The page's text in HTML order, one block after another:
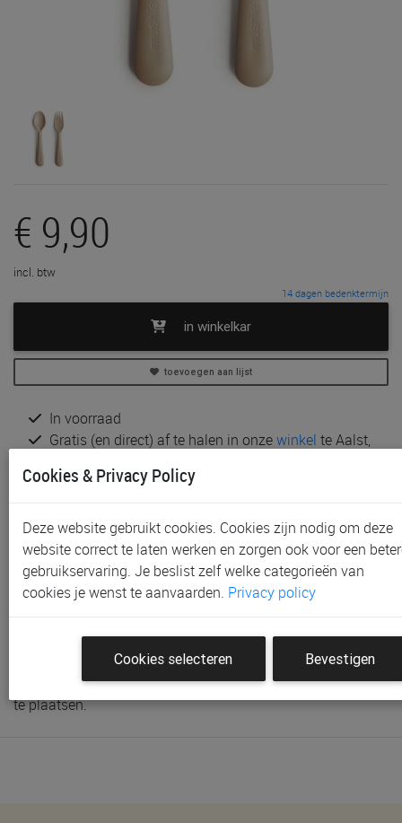
€ 9,90
incl. btw
14 dagen bedenktermijn
in winkelkar
toevoegen aan lijst
In voorraad
Gratis (en direct) af te halen in onzewinkel te Aalst,
Gratis verzending vanaf € 80 *
Productinformatie & specificaties
Voorraad bij Paradisio
Klantenbeoordelingen
Schrijf de eerste beoordeling
Meld je aan met je Paradisio account om een beoordeling
te plaatsen.
Cookies & Privacy Policy
Deze website gebruikt cookies. Cookies zijn nodig om deze
website correct te laten werken en zorgen ook voor een
gebruikservaring. Je beslist zelf welke categorieën van
cookies je wenst te aanvaarden. Privacy policy
Cookies selecteren Bevestigen